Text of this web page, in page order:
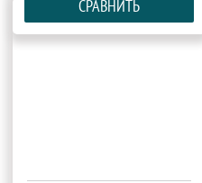
СРАВНИТЬ